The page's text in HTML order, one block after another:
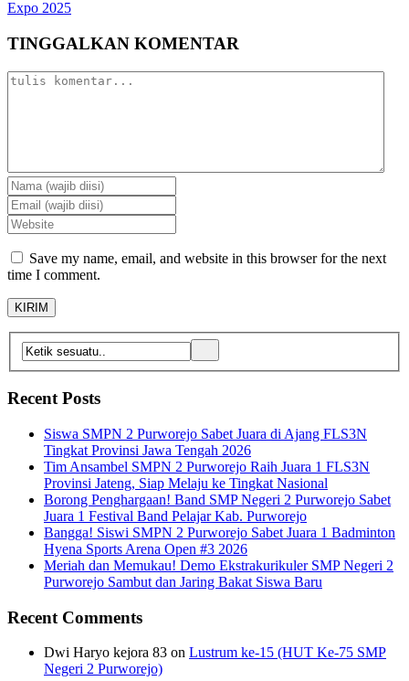
Expo 2025
TINGGALKAN KOMENTAR
Save my name, email, and website in this browser for the next
time I comment.
Recent Posts
Siswa SMPN 2 Purworejo Sabet Juara di Ajang FLS3N
Tingkat Provinsi Jawa Tengah 2026
Tim Ansambel SMPN 2 Purworejo Raih Juara 1 FLS3N
Provinsi Jateng, Siap Melaju ke Tingkat Nasional
Borong Penghargaan! Band SMP Negeri 2 Purworejo Sabet
Juara 1 Festival Band Pelajar Kab. Purworejo
Bangga! Siswi SMPN 2 Purworejo Sabet Juara 1 Badminton
Hyena Sports Arena Open #3 2026
Meriah dan Memukau! Demo Ekstrakurikuler SMP Negeri 2
Purworejo Sambut dan Jaring Bakat Siswa Baru
Recent Comments
Dwi Haryo kejora 83 on Lustrum ke-15 (HUT Ke-75 SMP
Negeri 2 Purworejo)